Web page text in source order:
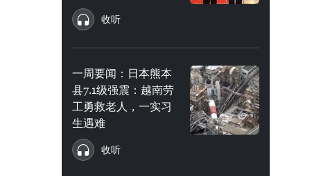
收听
一周要闻：日本熊本
县7.1级强震：越南劳
工勇救老人，一实习
生遇难
收听